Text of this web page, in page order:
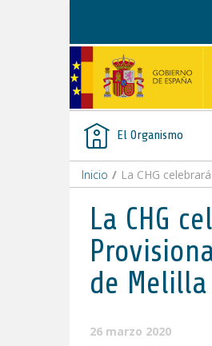
El Organismo
Inicio / La CHG
La CHG
de Melilla
26 marzo 2020